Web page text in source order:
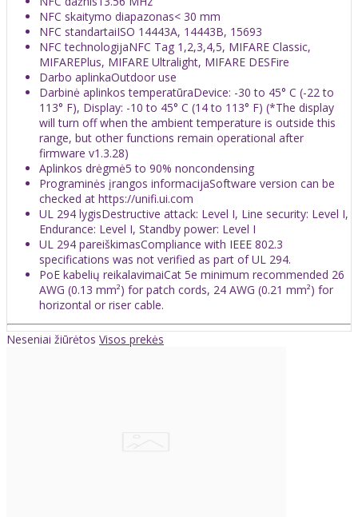
NFC skaitymo diapazonas< 30 mm
NFC standartaiISO 14443A, 14443B, 15693
NFC technologijaNFC Tag 1,2,3,4,5, MIFARE Classic,
MIFAREPlus, MIFARE Ultralight, MIFARE DESFire
Darbo aplinkaOutdoor use
Darbinė aplinkos temperatūraDevice: -30 to 45° C (-22 to
113° F), Display: -10 to 45° C (14 to 113° F) (*The display
will turn off when the ambient temperature is outside this
range, but other functions remain operational after
firmware v1.3.28)
Aplinkos drėgmė5 to 90% noncondensing
Programinės įrangos informacijaSoftware version can be
checked at https://unifi.ui.com
UL 294 lygisDestructive attack: Level I, Line security: Level I,
Endurance: Level I, Standby power: Level I
UL 294 pareiškimasCompliance with IEEE 802.3
specifications was not verified as part of UL 294.
PoE kabelių reikalavimaiCat 5e minimum recommended 26
AWG (0.13 mm²) for patch cords, 24 AWG (0.21 mm²) for
horizontal or riser cable.
Neseniai žiūrėtos Visos prekės